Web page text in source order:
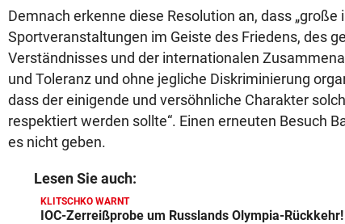
Demnach erkenne diese Resolution an, dass „große
Sportveranstaltungen im Geiste des Friedens, des
Verständnisses und der internationalen
und Toleranz und ohne jegliche Diskriminierung
dass der einigende und versöhnliche Charakter
respektiert werden sollte“. Einen erneuten Besuch
es nicht geben.
Lesen Sie auch:
KLITSCHKO WARNT
IOC-Zerreißprobe um Russlands Olympia-Rückkehr!